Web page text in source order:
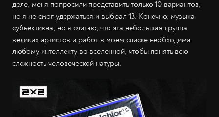
деле, меня попросили представить только 10 вариантов,
но я не смог удержаться и выбрал 13. Конечно, музыка
субъективна, но я считаю, что эта небольшая группа
великих артистов и работ в моем списке необходима
любому интеллекту во вселенной, чтобы понять всю
сложность человеческой натуры.